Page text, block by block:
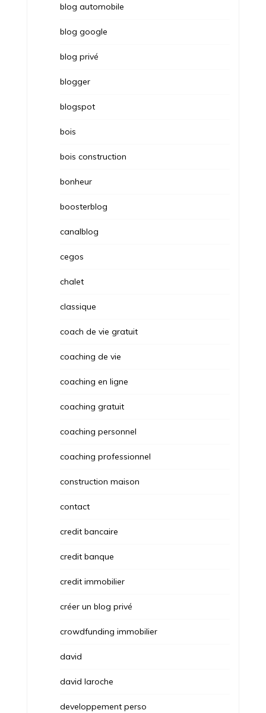
blog automobile
blog google
blog privé
blogger
blogspot
bois
bois construction
bonheur
boosterblog
canalblog
cegos
chalet
classique
coach de vie gratuit
coaching de vie
coaching en ligne
coaching gratuit
coaching personnel
coaching professionnel
construction maison
contact
credit bancaire
credit banque
credit immobilier
créer un blog privé
crowdfunding immobilier
david
david laroche
developpement perso